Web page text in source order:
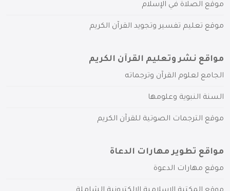
موقع الصلاة في الإسلام
موقع تعليم تفسير وتجويد القرآن الكريم
مواقع نشر وتعليم القرآن الكريم
الجامع لعلوم القرآن وترجماته
السنة النبوية وعلومها
موقع الترجمات الصوتية للقرآن الكريم
مواقع تطوير مهارات الدعاة
موقع مهارات الدعوة